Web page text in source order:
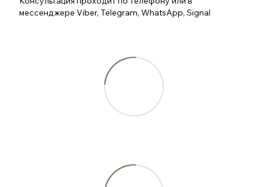
мессенджере Viber, Telegram, WhatsApp, Signal